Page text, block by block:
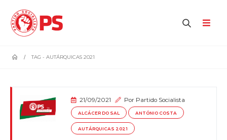
TAG - AUTÁRQUICAS 2021
21/09/2021 Por Partido Socialista
ALCÁCER DO SAL ANTÓNIO COSTA
AUTÁRQUICAS 2021